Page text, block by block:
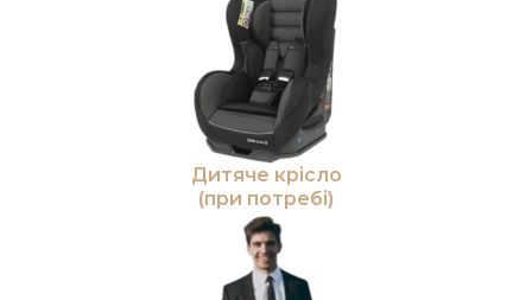
Дитяче крісло
(при потребі)